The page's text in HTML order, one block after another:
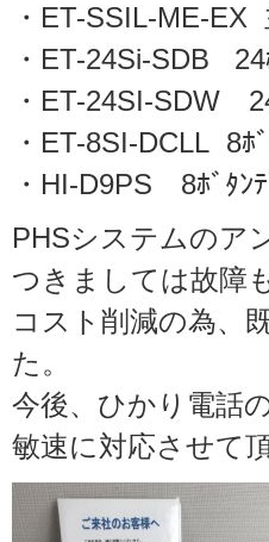
・ET-SSIL-ME-
・ET-24Si-SDB
・ET-24SI-SDW
・ET-8SI-DCLL 8
・HI-D9PS 8ﾎﾞﾀﾝ
PHSシステムのア
つきましては故障
コスト削減の為、
た。
今後、ひかり電話
敏速に対応させて